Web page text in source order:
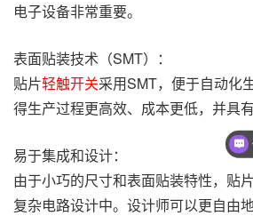
电子设备非常重要。
表面贴装技术（SMT）：
贴片轻触开关采用SMT，便于自动化
得生产过程更高效、成本更低，并具
易于集成和设计：
由于小巧的尺寸和表面贴装特性，贴
复杂电路设计中。设计师可以更自由